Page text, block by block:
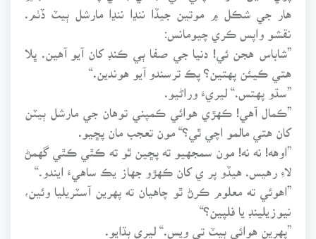
هار جي شڪل ۾ موتين جيڏا ننڍا ننڍا مارشل ٻيٽ ڏٺم.
نقشو واپس ڪري چيومانس:
”شاباس هجن ئي! دنيا جي صفا ٻي ڪنڊ کان آيو آهين. ڀلا
هتي ڪيئن پهتين؟ پڪ ترسندو آيو هوندين.“
”سڌو پهتس.“ ليريءَ وراڻيو.
”ڪمال آهي! ڪهڙي هوائي ڪمپني توهان جي مارشل ٻيٽن
کان هتي مالمو اچي ٿي؟“ مون تعجب مان پڇيو.
”اوهه! نه نه! مون سمجهيو ته پڇين ٿو ته ڪٿي ڪٿي گهمڻ
لاءِ رهيس. هيڏو پر ي کان ڪهڙو جهاز يڪ ساهيءَ ايندو.“
”اهوئي ته معلوم ڪرڻ ٿو چاهيان ته پهرين آسٽريليا وئين،
نيوزيلينڊ يا فلپين؟“
”پهرين هوائي ٻيٽ تي ويس.“ ليري ٻڌايو.